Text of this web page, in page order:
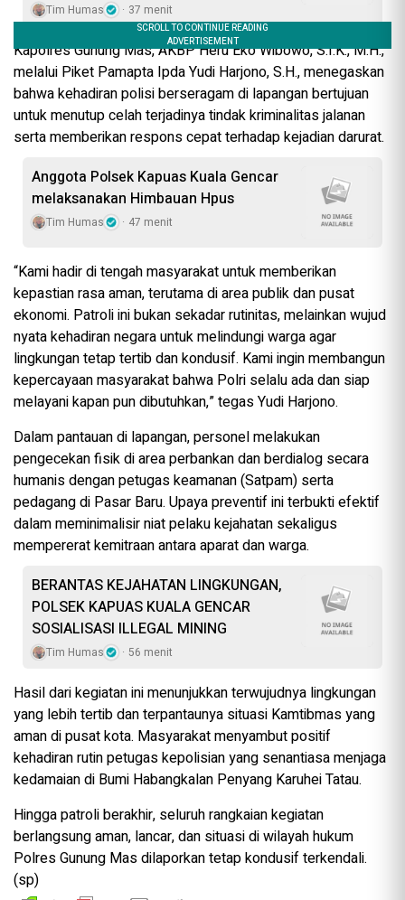
Tim Humas 37 menit
Kapolres Gunung Mas, AKBP Heru Eko Wibowo, S.I.K., M.H.,
melalui Piket Pamapta Ipda Yudi Harjono, S.H., menegaskan
bahwa kehadiran polisi berseragam di lapangan bertujuan
untuk menutup celah terjadinya tindak kriminalitas jalanan
serta memberikan respons cepat terhadap kejadian darurat.
Anggota Polsek Kapuas Kuala Gencar
melaksanakan Himbauan Hpus
Tim Humas 47 menit
“Kami hadir di tengah masyarakat untuk memberikan
kepastian rasa aman, terutama di area publik dan pusat
ekonomi. Patroli ini bukan sekadar rutinitas, melainkan wujud
nyata kehadiran negara untuk melindungi warga agar
lingkungan tetap tertib dan kondusif. Kami ingin membangun
kepercayaan masyarakat bahwa Polri selalu ada dan siap
melayani kapan pun dibutuhkan,” tegas Yudi Harjono.
Dalam pantauan di lapangan, personel melakukan
pengecekan fisik di area perbankan dan berdialog secara
humanis dengan petugas keamanan (Satpam) serta
pedagang di Pasar Baru. Upaya preventif ini terbukti efektif
dalam meminimalisir niat pelaku kejahatan sekaligus
mempererat kemitraan antara aparat dan warga.
BERANTAS KEJAHATAN LINGKUNGAN,
POLSEK KAPUAS KUALA GENCAR
SOSIALISASI ILLEGAL MINING
Tim Humas 56 menit
Hasil dari kegiatan ini menunjukkan terwujudnya lingkungan
yang lebih tertib dan terpantaunya situasi Kamtibmas yang
aman di pusat kota. Masyarakat menyambut positif
kehadiran rutin petugas kepolisian yang senantiasa menjaga
kedamaian di Bumi Habangkalan Penyang Karuhei Tatau.
Hingga patroli berakhir, seluruh rangkaian kegiatan
berlangsung aman, lancar, dan situasi di wilayah hukum
Polres Gunung Mas dilaporkan tetap kondusif terkendali.
(sp)